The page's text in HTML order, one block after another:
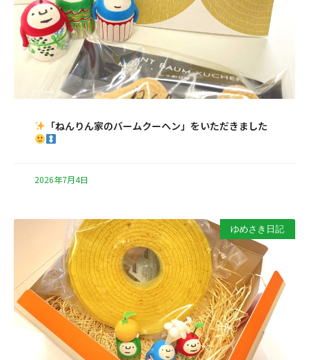
「ねんりん家のバームクーヘン」をいただきました
2026年7月4日
ゆめさき日記